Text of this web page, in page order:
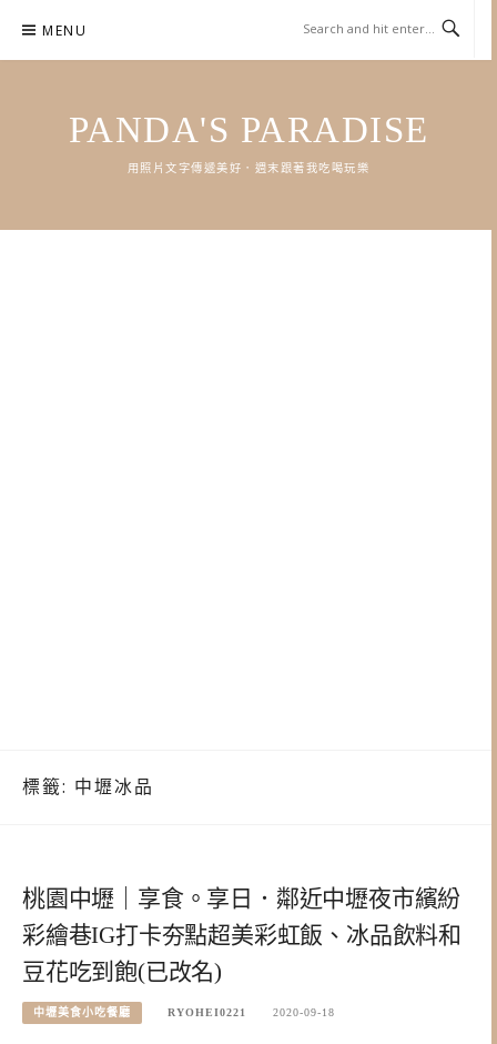
content
MENU
PANDA'S PARADISE
用照片文字傳遞美好．週末跟著我吃喝玩樂
標籤: 中壢冰品
桃園中壢｜享食。享日．鄰近中壢夜市繽紛
彩繪巷IG打卡夯點超美彩虹飯、冰品飲料和
豆花吃到飽(已改名)
中壢美食小吃餐廳 RYOHEI0221 2020-09-18